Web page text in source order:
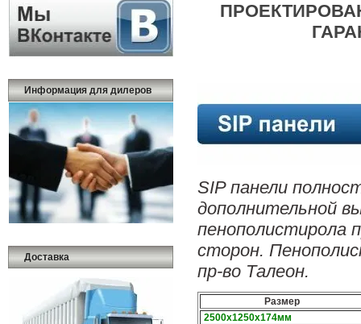
Информация для дилеров
Доставка
SIP панели
дополнительной
пенополистирола
сторон.
пр-во Талеон.
Размер
2500х1250х174мм